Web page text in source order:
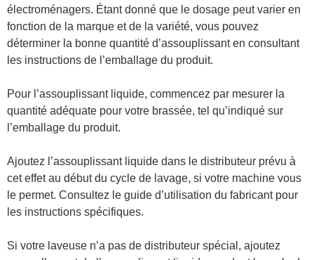
électroménagers. Étant donné que le dosage peut varier en
fonction de la marque et de la variété, vous pouvez
déterminer la bonne quantité d’assouplissant en consultant
les instructions de l’emballage du produit.
Pour l’assouplissant liquide, commencez par mesurer la
quantité adéquate pour votre brassée, tel qu’indiqué sur
l’emballage du produit.
Ajoutez l’assouplissant liquide dans le distributeur prévu à
cet effet au début du cycle de lavage, si votre machine vous
le permet. Consultez le guide d’utilisation du fabricant pour
les instructions spécifiques.
Si votre laveuse n’a pas de distributeur spécial, ajoutez